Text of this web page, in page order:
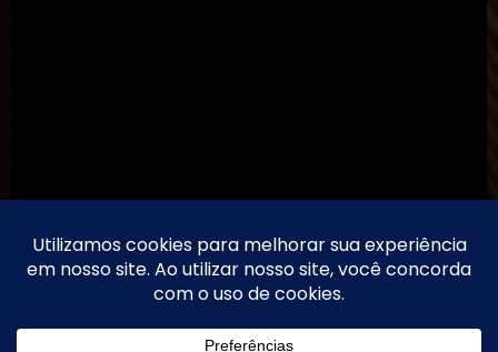
Threads Instagram Youtube
Motoneiro| 2026 | Powered By